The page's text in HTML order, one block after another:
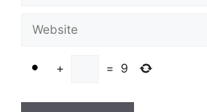
Website
+ = 9